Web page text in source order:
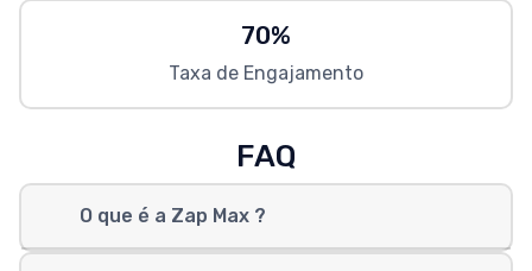
70%
Taxa de Engajamento
FAQ
O que é a Zap Max ?